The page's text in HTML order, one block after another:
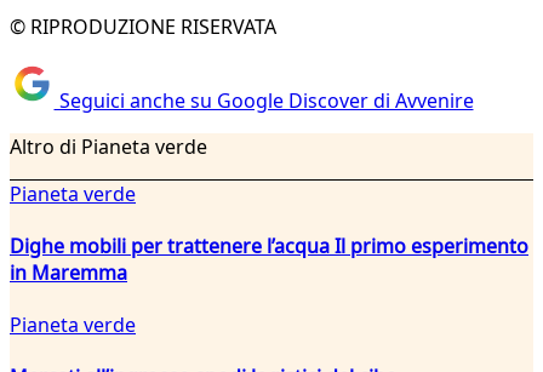
© RIPRODUZIONE RISERVATA
Seguici anche su Google Discover di Avvenire
Altro di Pianeta verde
Pianeta verde
Dighe mobili per trattenere l’acqua Il primo esperimento
in Maremma
Pianeta verde